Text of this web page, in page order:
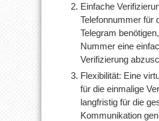
Einfache
Telefonnummer für
Telegram
Nummer eine
Verifizierung
Flexibilität: Eine
für die einmalige
langfristig für die
Kommunikation